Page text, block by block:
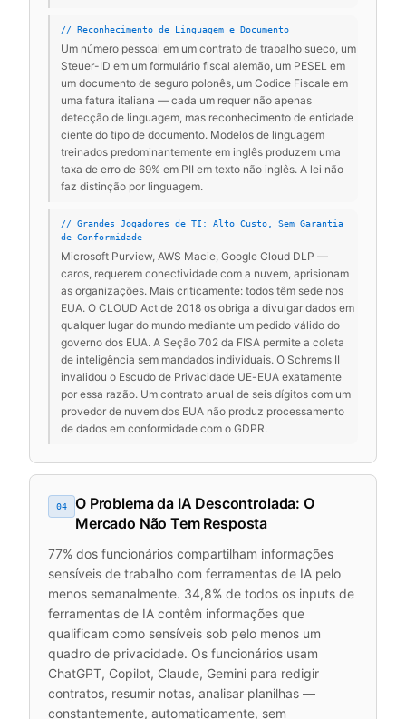
// Reconhecimento de Linguagem e Documento
Um número pessoal em um contrato de trabalho sueco, um
Steuer-ID em um formulário fiscal alemão, um PESEL em
um documento de seguro polonês, um Codice Fiscale em
uma fatura italiana — cada um requer não apenas
detecção de linguagem, mas reconhecimento de entidade
ciente do tipo de documento. Modelos de linguagem
treinados predominantemente em inglês produzem uma
taxa de erro de 69% em PII em texto não inglês. A lei não
faz distinção por linguagem.
// Grandes Jogadores de TI: Alto Custo, Sem Garantia
de Conformidade
Microsoft Purview, AWS Macie, Google Cloud DLP —
caros, requerem conectividade com a nuvem, aprisionam
as organizações. Mais criticamente: todos têm sede nos
EUA. O CLOUD Act de 2018 os obriga a divulgar dados em
qualquer lugar do mundo mediante um pedido válido do
governo dos EUA. A Seção 702 da FISA permite a coleta
de inteligência sem mandados individuais. O Schrems II
invalidou o Escudo de Privacidade UE-EUA exatamente
por essa razão. Um contrato anual de seis dígitos com um
provedor de nuvem dos EUA não produz processamento
de dados em conformidade com o GDPR.
04
O Problema da IA Descontrolada: O
Mercado Não Tem Resposta
77% dos funcionários compartilham informações
sensíveis de trabalho com ferramentas de IA pelo
menos semanalmente. 34,8% de todos os inputs de
ferramentas de IA contêm informações que
qualificam como sensíveis sob pelo menos um
quadro de privacidade. Os funcionários usam
ChatGPT, Copilot, Claude, Gemini para redigir
contratos, resumir notas, analisar planilhas —
constantemente, automaticamente, sem